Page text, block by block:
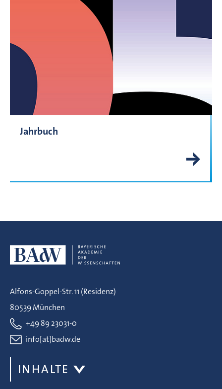
Jahrbuch
Alfons-Goppel-Str. 11 (Residenz)
80539 München
+49 89 23031-0
info[at]badw.de
INHALTE